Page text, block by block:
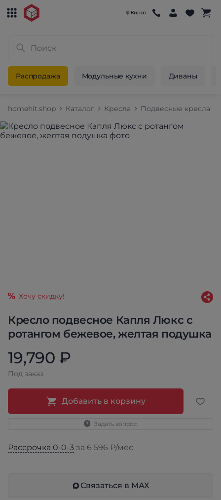
Киров
Распродажа Модульные кухни Диваны
homehit.shop Каталог Кресла Подвесные кресла
Кресло подвесное Капля Люкс с
ротангом бежевое, желтая подушка
Хочу скидку!
19,790 ₽
Под заказ
Добавить в корзину
Задать вопрос
Рассрочка 0-0-3 за 6 596 ₽/мес
Связаться в МАХ